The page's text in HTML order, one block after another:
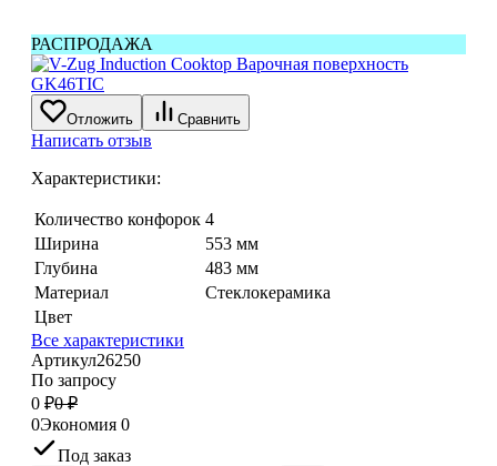
РАСПРОДАЖА
Отложить Сравнить
Написать отзыв
Характеристики:
Количество конфорок 4
Ширина
553 мм
Глубина
483 мм
Материал
Стеклокерамика
Цвет
Все характеристики
Артикул26250
По запросу
0 ₽0 ₽
0Экономия 0
Под заказ